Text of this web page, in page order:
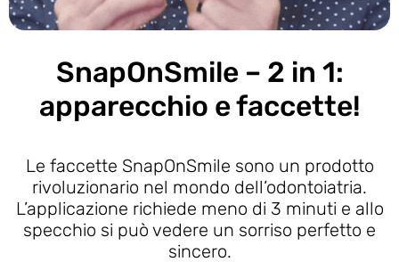
SnapOnSmile – 2 in 1:
apparecchio e faccette!
Le faccette SnapOnSmile sono un prodotto
rivoluzionario nel mondo dell’odontoiatria.
L’applicazione richiede meno di 3 minuti e allo
specchio si può vedere un sorriso perfetto e
sincero.